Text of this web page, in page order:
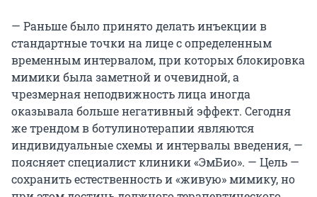
— Раньше было принято делать инъекции в
стандартные точки на лице с определенным
временным интервалом, при которых блокировка
мимики была заметной и очевидной, а
чрезмерная неподвижность лица иногда
оказывала больше негативный эффект. Сегодня
же трендом в ботулинотерапии являются
индивидуальные схемы и интервалы введения, —
поясняет специалист клиники «ЭмБио». — Цель —
сохранить естественность и «живую» мимику, но